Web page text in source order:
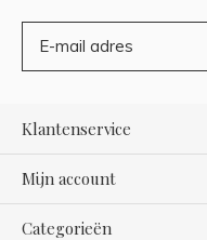
Klantenservice
Mijn account
Categorieën